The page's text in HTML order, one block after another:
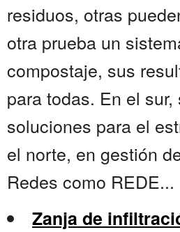
residuos, otras
otra prueba un
compostaje, sus
para todas. En el
soluciones para el
el norte, en gestión
Redes como REDE...
Zanja de